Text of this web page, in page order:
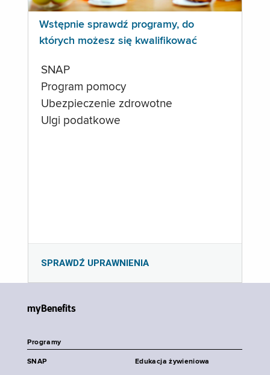
Wstępnie sprawdź programy, do
których możesz się kwalifikować
SNAP
Program pomocy
Ubezpieczenie zdrowotne
Ulgi podatkowe
SPRAWDŹ UPRAWNIENIA
myBenefits
Programy
SNAP Edukacja żywieniowa